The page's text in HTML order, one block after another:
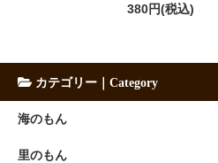
380円(税込)
カテゴリー｜Category
海のもん
里のもん